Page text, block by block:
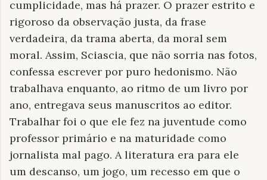
cumplicidade, mas há prazer. O prazer estrito e
rigoroso da observação justa, da frase
verdadeira, da trama aberta, da moral sem
moral. Assim, Sciascia, que não sorria nas fotos,
confessa escrever por puro hedonismo. Não
trabalhava enquanto, ao ritmo de um livro por
ano, entregava seus manuscritos ao editor.
Trabalhar foi o que ele fez na juventude como
professor primário e na maturidade como
jornalista mal pago. A literatura era para ele
um descanso, um jogo, um recesso em que o